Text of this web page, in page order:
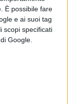
È possibile fare
e ai suoi tag
scopi specificati
Google.
bene comune
ruoli
questi